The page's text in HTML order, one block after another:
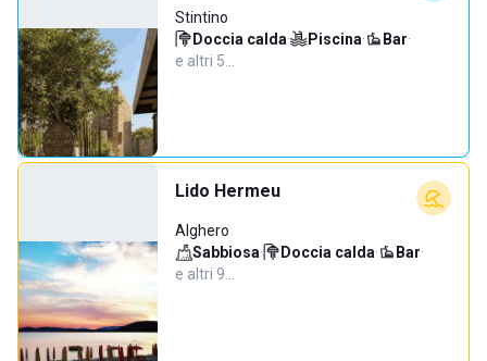
Stintino
Doccia calda· Piscina· Bar·
e altri 5…
Lido Hermeu
Alghero
Sabbiosa· Doccia calda· Bar·
e altri 9…